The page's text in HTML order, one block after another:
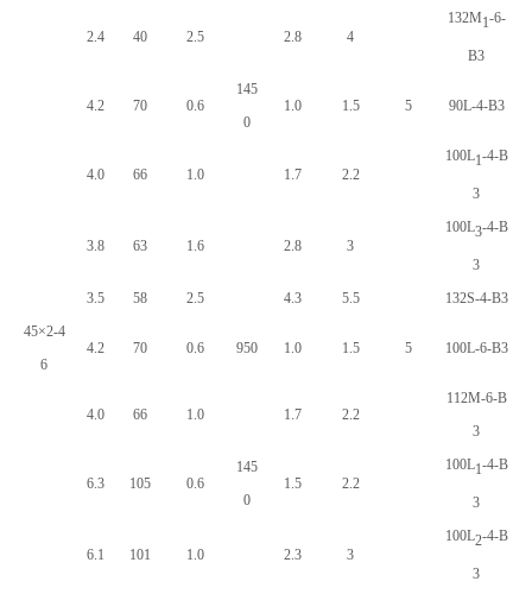
2.4 40 2.5 2.8 4
132M1-6-
B3
4.2 70 0.6
145
0
1.0 1.5 5 90L-4-B3
4.0 66 1.0 1.7 2.2
100L1-4-B
3
3.8 63 1.6 2.8 3
100L3-4-B
3
3.5 58 2.5 4.3 5.5
132S-4-B3
45×2-4
6
4.2 70 0.6 950 1.0 1.5 5 100L-6-B3
4.0 66 1.0 1.7 2.2
112M-6-B
3
6.3 105 0.6
145
0
1.5 2.2
100L1-4-B
3
6.1 101 1.0 2.3 3
100L2-4-B
3